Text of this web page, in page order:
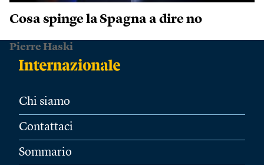
Cosa spinge la Spagna a dire no
Pierre Haski
Chi siamo
Contattaci
Sommario